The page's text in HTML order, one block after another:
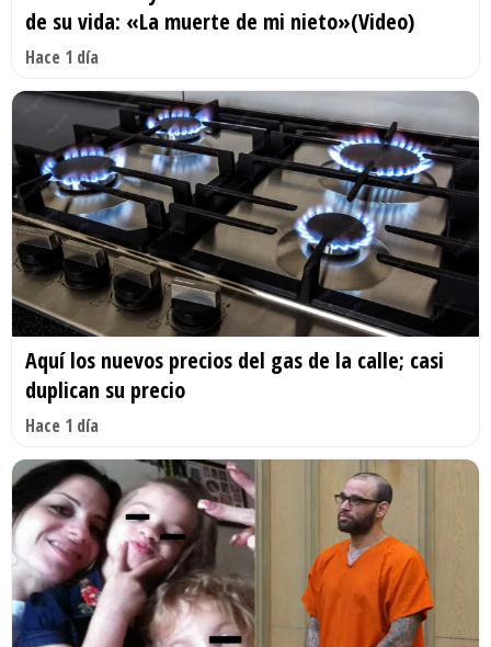
de su vida: «La muerte de mi nieto»(Video)
Hace 1 día
Aquí los nuevos precios del gas de la calle; casi
duplican su precio
Hace 1 día